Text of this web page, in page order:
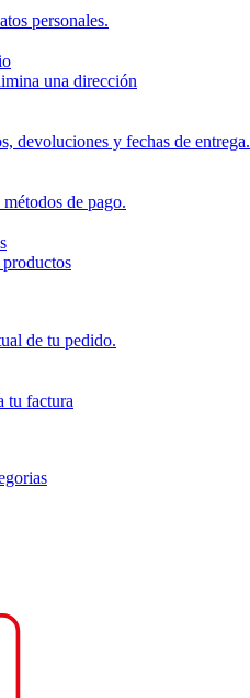
personales.
una dirección
devoluciones y fechas de entrega.
de pago.
de tu pedido.
tu factura